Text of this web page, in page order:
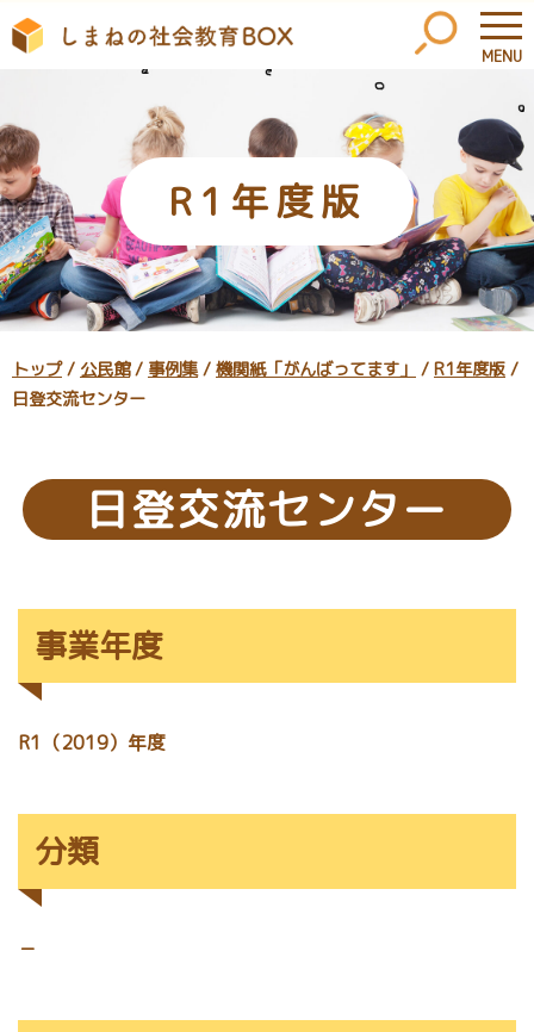
MENU
R1年度版
現
在
置：
トップ/ 公民館/ 事例集/ 機関紙「がんばってます」 / R1年度版 /
日登交流センター
日登交流センター
事業年度
R1（2019）年度
分類
－